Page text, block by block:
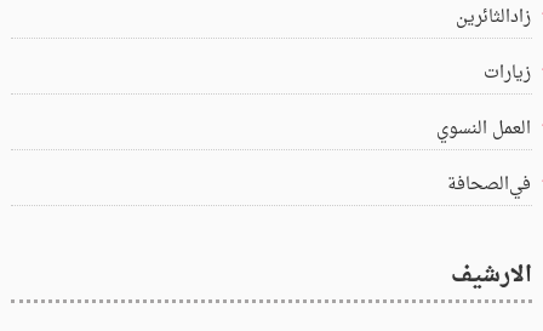
زادالثائرين
زيارات
العمل النسوي
في‌الصحافة
الارشيف